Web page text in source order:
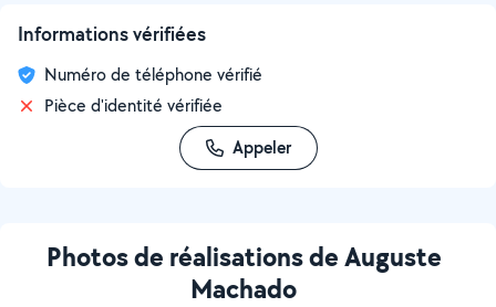
Informations vérifiées
Numéro de téléphone vérifié
Pièce d'identité vérifiée
Appeler
Photos de réalisations de Auguste
Machado